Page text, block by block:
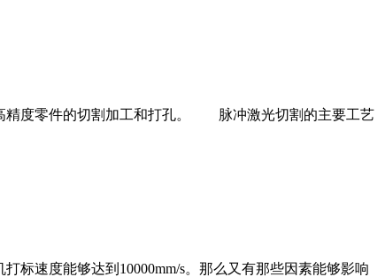
精度零件的切割加工和打孔。 脉冲激光切割的主要工艺
标速度能够达到10000mm/s。那么又有那些因素能够影响